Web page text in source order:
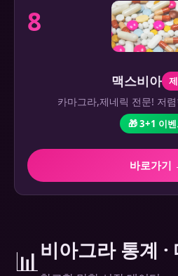
8
맥스비아
카마그라,제네릭 전문! 저
🎁 3+1 이
바로가기
📊비아그라 통계 ·